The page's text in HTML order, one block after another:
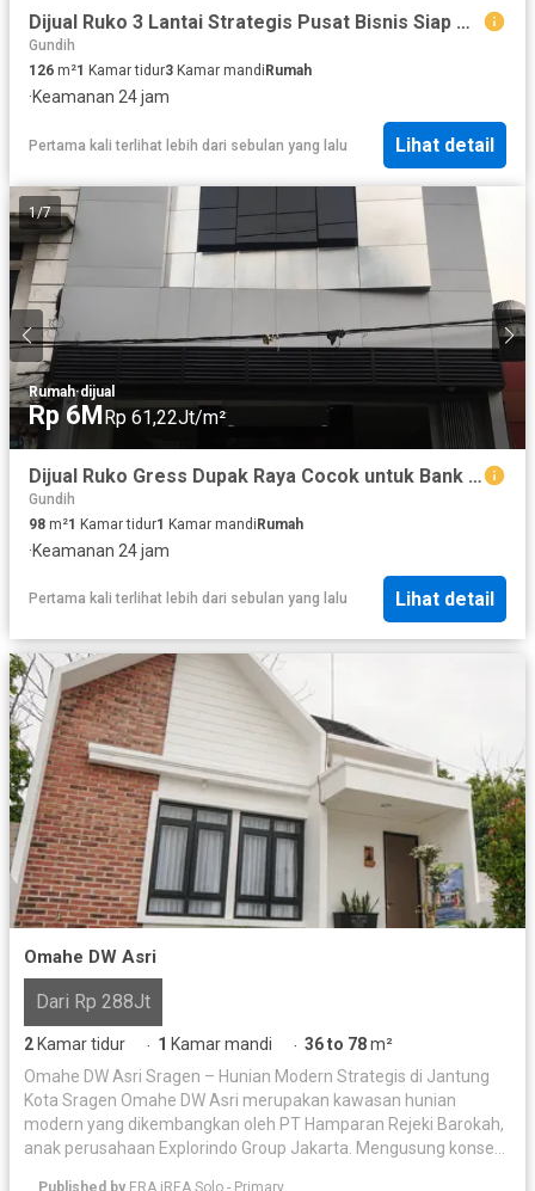
Dijual Ruko 3 Lantai Strategis Pusat Bisnis Siap Pakai Lokasi Dupak
Gundih
126 m²1 Kamar tidur3 Kamar mandi Rumah
·Keamanan 24 jam
Pertama kali terlihat lebih dari sebulan yang lalu Lihat detail
1/7
Rumah·dijual
Rp 6MRp 61,22Jt/m²
Dijual Ruko Gress Dupak Raya Cocok untuk Bank Kantor atau Toko Grosir
Gundih
98 m²1 Kamar tidur1 Kamar mandiRumah
·Keamanan 24 jam
Pertama kali terlihat lebih dari sebulan yang lalu Lihat detail
Omahe DW Asri
Dari Rp 288Jt
2 Kamar tidur · 1 Kamar mandi · 36 to 78m²
Omahe DW Asri Sragen – Hunian Modern Strategis di Jantung
Kota Sragen Omahe DW Asri merupakan kawasan hunian
modern yang dikembangkan oleh PT Hamparan Rejeki Barokah,
anak perusahaan Explorindo Group Jakarta. Mengusung konsep